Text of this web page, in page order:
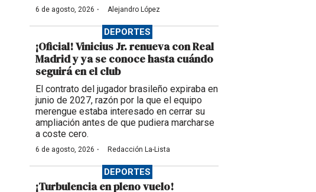
6 de agosto, 2026 · Alejandro López
DEPORTES
¡Oficial! Vinicius Jr. renueva con Real
Madrid y ya se conoce hasta cuándo
seguirá en el club
El contrato del jugador brasileño expiraba en
junio de 2027, razón por la que el equipo
merengue estaba interesado en cerrar su
ampliación antes de que pudiera marcharse
a coste cero.
6 de agosto, 2026 · Redacción La-Lista
DEPORTES
¡Turbulencia en pleno vuelo!